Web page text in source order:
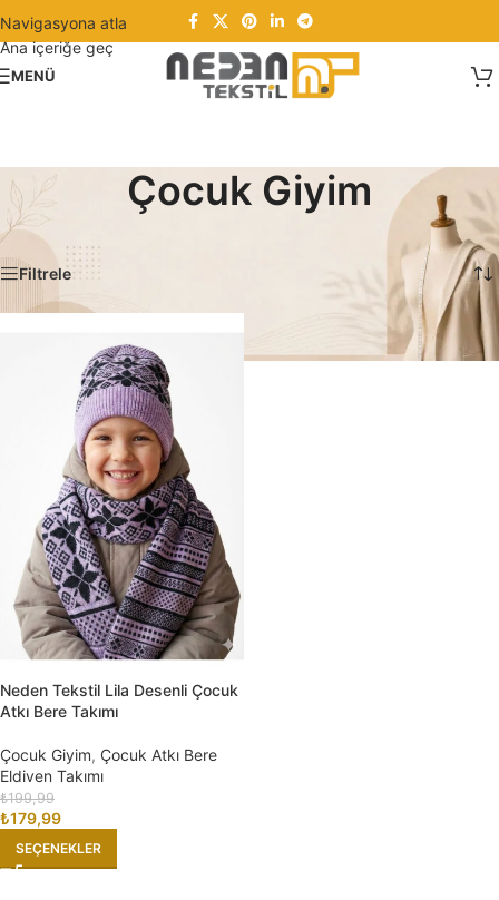
Navigasyona atla
Ana içeriğe geç
MENÜ
Çocuk Giyim
Ana Sayfa Tek bir sonuç gösteriliyor
Filtrele
Neden Tekstil Lila Desenli Çocuk
Atkı Bere Takımı
Çocuk Giyim, Çocuk Atkı Bere
Eldiven Takımı
₺199,99
₺179,99
SEÇENEKLER